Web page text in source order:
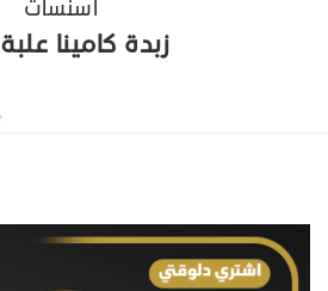
اسنسات
زبدة كامينا علبة 1 ك